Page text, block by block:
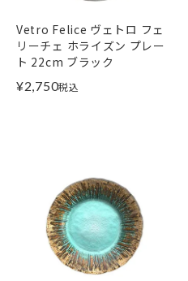
Vetro Felice ヴェトロ フェ
リーチェ ホライズン プレー
ト 22cm ブラック
¥2,750税込